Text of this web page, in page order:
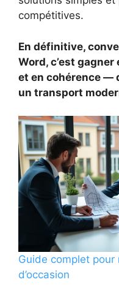
compétitives.
En définitive,
Word, c’est
et en cohérence —
un transport
Guide complet pour
d’occasion